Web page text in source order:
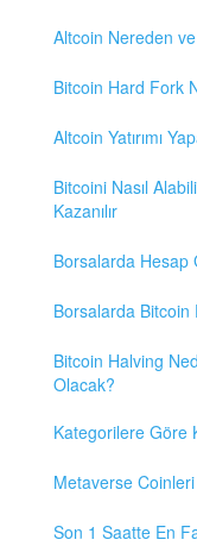
Altcoin Nereden ve
Bitcoin Hard Fork
Altcoin Yatırımı
Bitcoini Nasıl
Kazanılır
Borsalarda Hesap
Borsalarda Bitcoin
Bitcoin Halving
Olacak?
Kategorilere Göre
Metaverse Coinleri
Son 1 Saatte En